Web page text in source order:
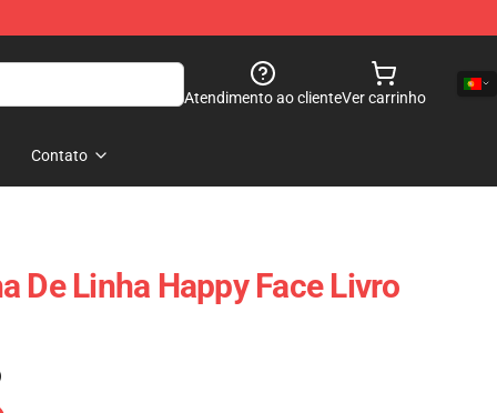
Atendimento ao clienteVer carrinho
Contato
De Linha Happy Face Livro